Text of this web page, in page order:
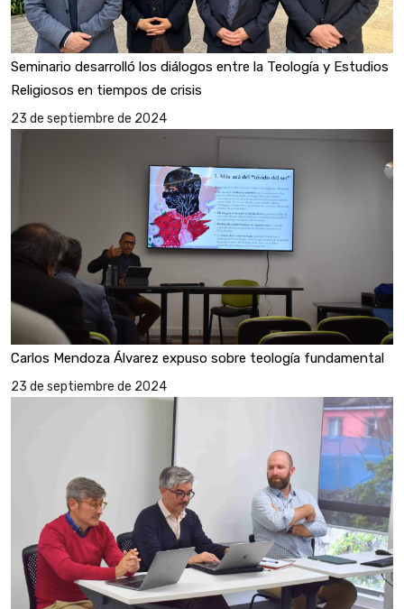
Seminario desarrolló los diálogos entre la Teología y Estudios
Religiosos en tiempos de crisis
23 de septiembre de 2024
Carlos Mendoza Álvarez expuso sobre teología fundamental
23 de septiembre de 2024